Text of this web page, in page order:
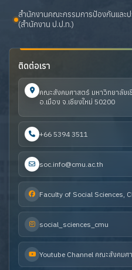
สำนักงานคณะกรรมการป้องกันและ
(สำนักงาน ป.ป.ท.)
ติดต่อเรา
คณะสังคมศาสตร์ มหาวิทยาลัยเ
อ.เมือง จ.เชียงใหม่ 50200
+66 5394 3511
soc.info@cmu.ac.th
Faculty of Social Sciences,
social_sciences_cmu
Youtube Channel คณะสังคมศ